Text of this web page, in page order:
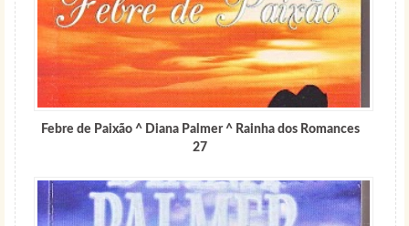
Febre de Paixão ^ Diana Palmer ^ Rainha dos Romances
27